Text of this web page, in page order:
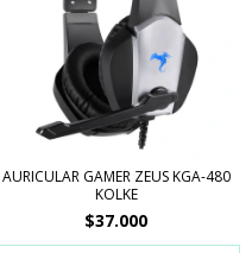
AURICULAR GAMER ZEUS KGA-480
KOLKE
$37.000